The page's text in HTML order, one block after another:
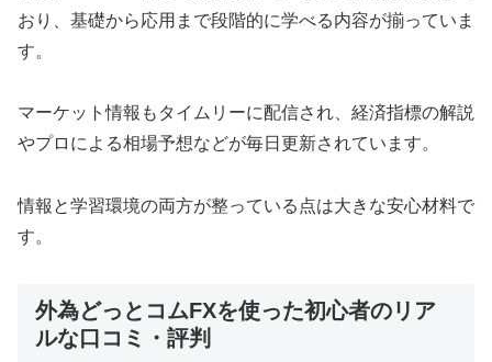
おり、基礎から応用まで段階的に学べる内容が揃っていま
す。
マーケット情報もタイムリーに配信され、経済指標の解説
やプロによる相場予想などが毎日更新されています。
情報と学習環境の両方が整っている点は大きな安心材料で
す。
外為どっとコムFXを使った初心者のリア
ルな口コミ・評判